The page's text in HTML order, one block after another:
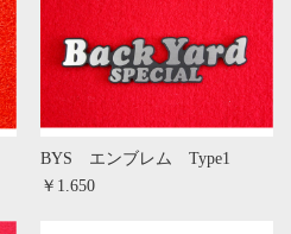
BYS エンブレム Type1
￥1.650